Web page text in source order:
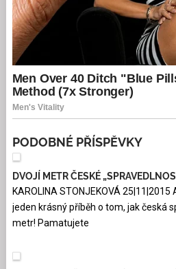
PODOBNÉ PŘÍSPĚVKY
DVOJÍ METR ČESKÉ
KAROLINA STONJEKOVÁ
jeden krásný příběh o tom, jak česká
metr! Pamatujete